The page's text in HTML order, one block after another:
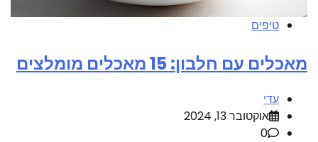
טיפים
מאכלים עם חלבון: 15 מאכלים מומלצים
עדי
אוקטובר 13, 2024
0